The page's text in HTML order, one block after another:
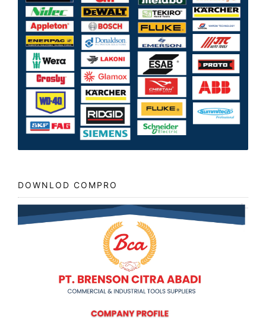
DOWNLOD COMPRO